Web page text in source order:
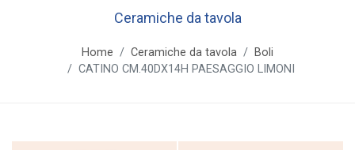
Ceramiche da tavola
Home Ceramiche da tavola
Boli
CATINO CM.40DX14H PAESAGGIO LIMONI